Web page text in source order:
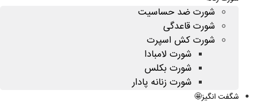
شورت ضد حساسیت
شورت قاعدگی
شورت کش اسپرت
شورت لامبادا
شورت بکلس
شورت زنانه پادار
شگفت انگیز🤩